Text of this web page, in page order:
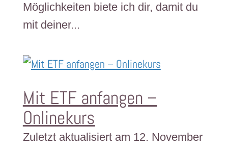
Möglichkeiten biete ich dir, damit du
mit deiner...
Mit ETF anfangen –
Onlinekurs
Zuletzt aktualisiert am 12. November